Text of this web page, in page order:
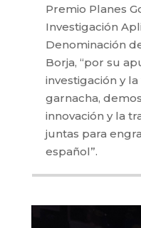
Premio Planes
Investigación
Denominación
Borja, “por su
investigación y
garnacha,
innovación y la
juntas para
español”.